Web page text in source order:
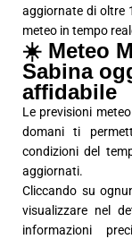
aggiornate di oltre
meteo in tempo
☀️ Meteo
Sabina
affidabile
Le previsioni
domani ti
condizioni del
aggiornati.
Cliccando su
visualizzare nel
informazioni